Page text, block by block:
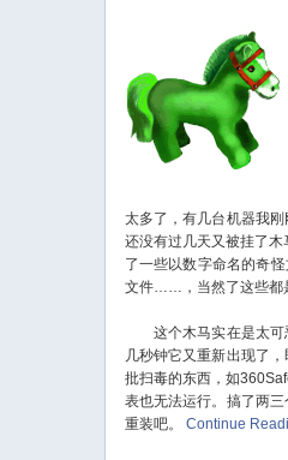
太多了，有几台机器我
还没有过几天又被挂了
了一些以数字命名的奇
文件……，当然了这些都
这个木马实在是太可
几秒钟它又重新出现了
批扫毒的东西，如
表也无法运行。搞了两
重装吧。
Continue